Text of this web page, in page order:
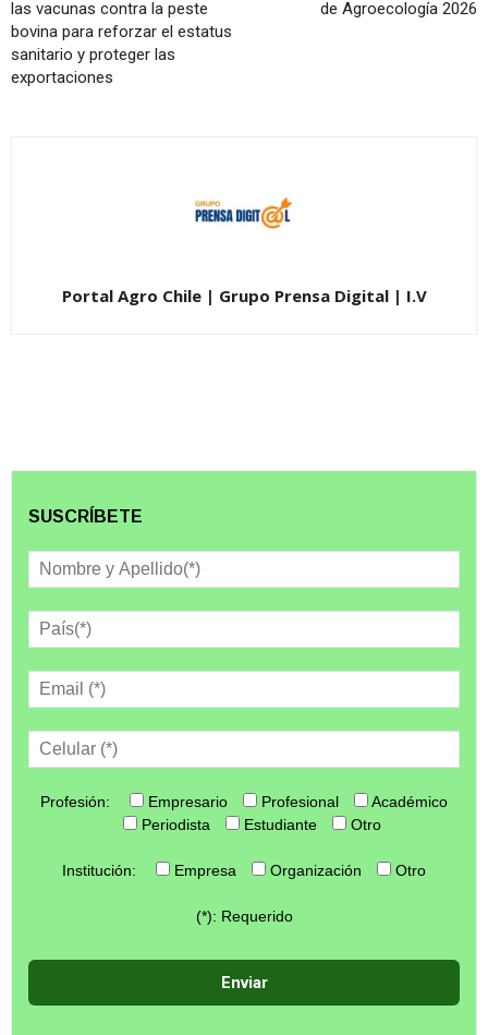
las vacunas contra la peste
bovina para reforzar el estatus
sanitario y proteger las
exportaciones
de Agroecología 2026
Portal Agro Chile | Grupo Prensa Digital | I.V
SUSCRÍBETE
Profesión: Empresario Profesional
Académico
Periodista
Estudiante Otro
Institución: Empresa Organización Otro
(*): Requerido